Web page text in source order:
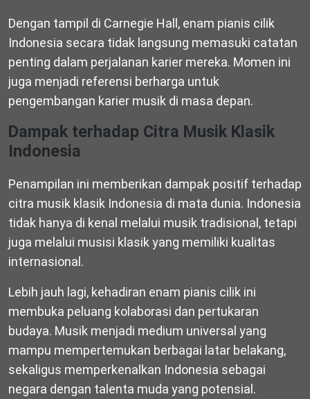
Dengan tampil di Carnegie Hall, enam pianis cilik
Indonesia secara tidak langsung memasuki catatan
penting dalam perjalanan karier mereka. Momen ini
juga menjadi referensi berharga untuk
pengembangan karier musik di masa depan.
Dampak terhadap Citra Musik Klasik
Indonesia
Penampilan ini memberikan dampak positif terhadap
citra musik klasik Indonesia di mata dunia. Indonesia
tidak hanya di kenal melalui musik tradisional, tetapi
juga melalui musisi klasik yang memiliki kualitas
internasional.
Lebih jauh lagi, kehadiran enam pianis cilik ini
membuka peluang kolaborasi dan pertukaran
budaya. Musik menjadi medium universal yang
mampu mempertemukan berbagai latar belakang,
sekaligus memperkenalkan Indonesia sebagai
negara dengan talenta muda yang potensial.